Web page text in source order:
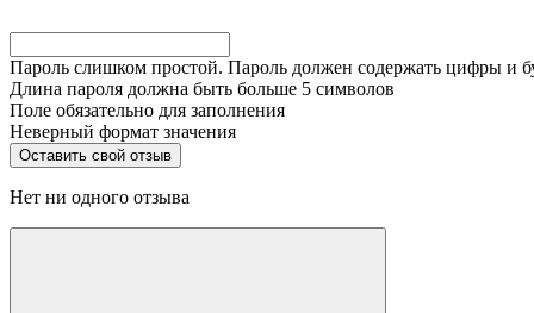
Пароль слишком простой. Пароль должен содержать цифры и
Длина пароля должна быть больше 5 символов
Поле обязательно для заполнения
Неверный формат значения
Нет ни одного отзыва